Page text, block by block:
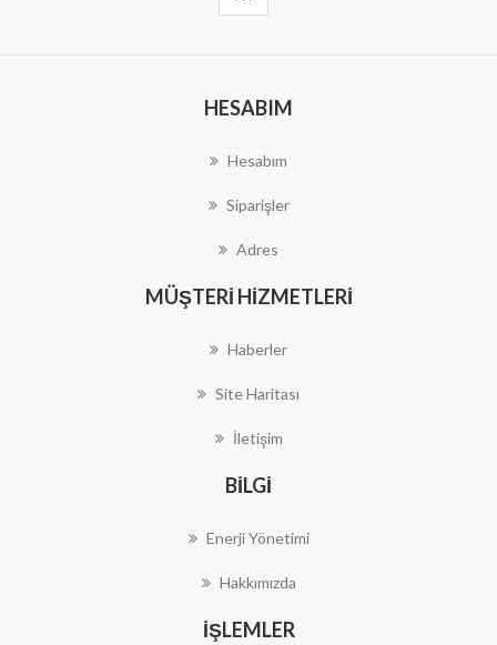
HESABIM
Hesabım
Siparişler
Adres
MÜŞTERI HIZMETLERI
Haberler
Site Haritası
İletişim
BILGI
Enerji Yönetimi
Hakkımızda
İŞLEMLER